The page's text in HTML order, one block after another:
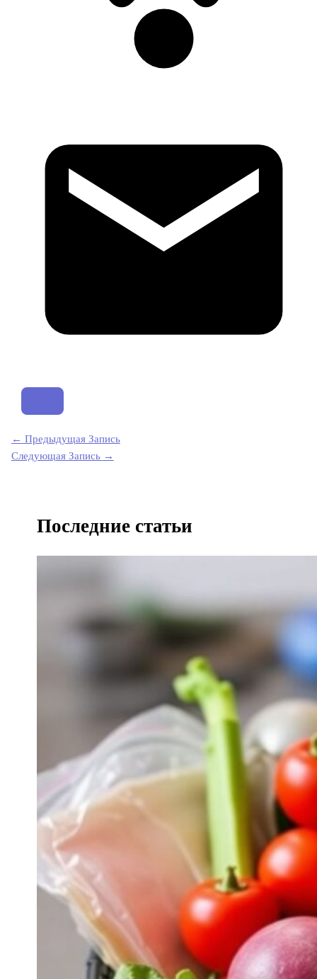
← Предыдущая Запись
Следующая Запись →
Последние статьи